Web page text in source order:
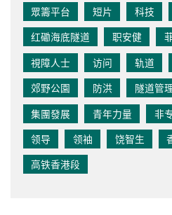
眾籌平台
短片 科技
红磡海底隧道
职安健
視障人士
访问 轨道
郊野公園
防洪 隧道管
集團發展
青年力量 非
领导
领袖 饶智生
高铁香港段